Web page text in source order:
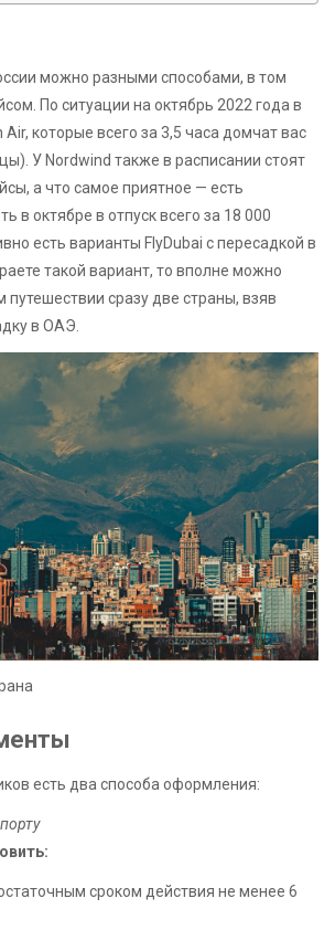
можно разными способами, в том
По ситуации на октябрь 2022 года в
которые всего за 3,5 часа домчат вас
У Nordwind также в расписании стоят
а что самое приятное — есть
в октябре в отпуск всего за 18 000
есть варианты FlyDubai с пересадкой в
такой вариант, то вполне можно
путешествии сразу две страны, взяв
в ОАЭ.
есть два способа оформления:
сроком действия не менее 6